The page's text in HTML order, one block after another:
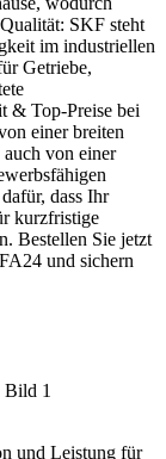
SKF steht
im industriellen
Getriebe,
& Top-Preise bei
einer breiten
von einer
dass Ihr
kurzfristige
Bestellen Sie jetzt
und sichern
und Leistung für